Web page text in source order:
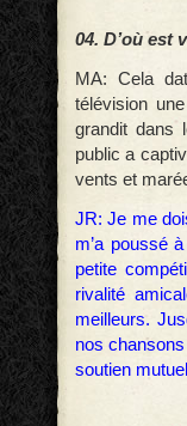
04. D’où est
MA: Cela
télévision
grandit dans
public a
vents et
JR: Je me
m’a poussé
petite
rivalité
meilleurs.
nos
soutien